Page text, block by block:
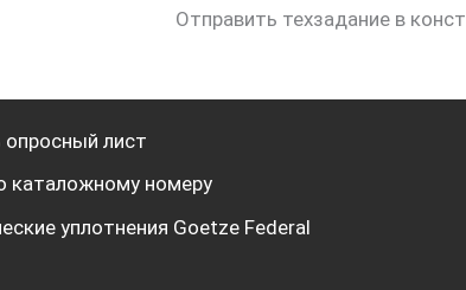
Отправить техзадание в
опросный лист
каталожному номеру
уплотнения Goetze Federal